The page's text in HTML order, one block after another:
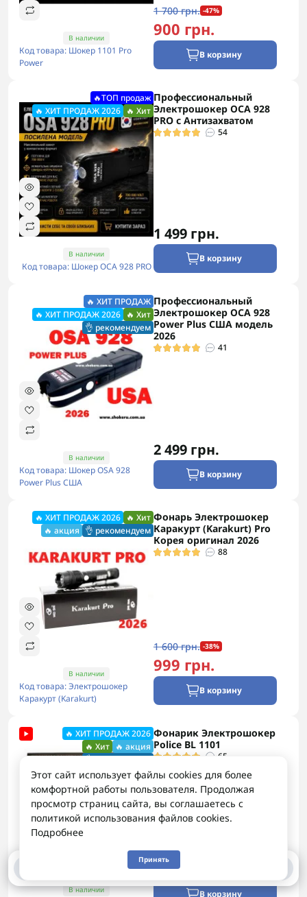
0
В наличии
Код товара: Шокер 1101 Pro
Power
1 700 грн. -47%
900 грн.
В корзину
🔥ТОП продаж
🔥 ХИТ ПРОДАЖ 2026 🔥 Хит
В наличии
Код товара: Шокер ОСА 928 PRO
Профессиональный
Электрошокер ОСА 928
PRO с Антизахватом
54
1 499 грн.
В корзину
🔥 ХИТ ПРОДАЖ
🔥 ХИТ ПРОДАЖ 2026 🔥 Хит
👌 рекомендуем
В наличии
Код товара: Шокер OSA 928
Power Plus США
Профессиональный
Электрошокер ОСА 928
Power Plus США модель
2026
41
2 499 грн.
В корзину
🔥 ХИТ ПРОДАЖ 2026 🔥 Хит
🔥 акция 👌 рекомендуем
В наличии
Код товара: Электрошокер
Каракурт (Karakurt)
Фонарь Электрошокер
Каракурт (Karakurt) Pro
Корея оригинал 2026
88
1 600 грн. -38%
999 грн.
В корзину
🔥 ХИТ ПРОДАЖ 2026
🔥 Хит 🔥 акция
👌 рекомендуем
В наличии
Фонарик Электрошокер
Police BL 1101
65
1 650 грн.
700 грн.
В корзину
Этот сайт использует файлы cookies для более
комфортной работы пользователя. Продолжая
просмотр страниц сайта, вы соглашаетесь с
политикой использования файлов cookies.
Подробнее
Принять